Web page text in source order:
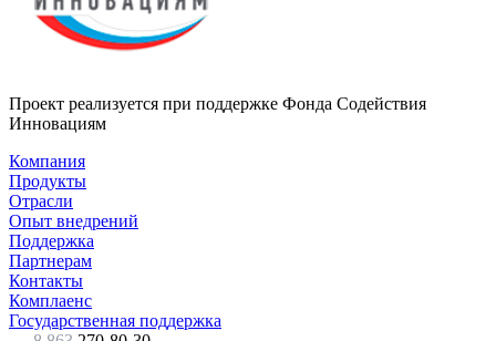
Проект реализуется при поддержке Фонда Содействия
Инновациям
Компания
Продукты
Отрасли
Опыт внедрений
Поддержка
Партнерам
Контакты
Комплаенс
Государственная поддержка